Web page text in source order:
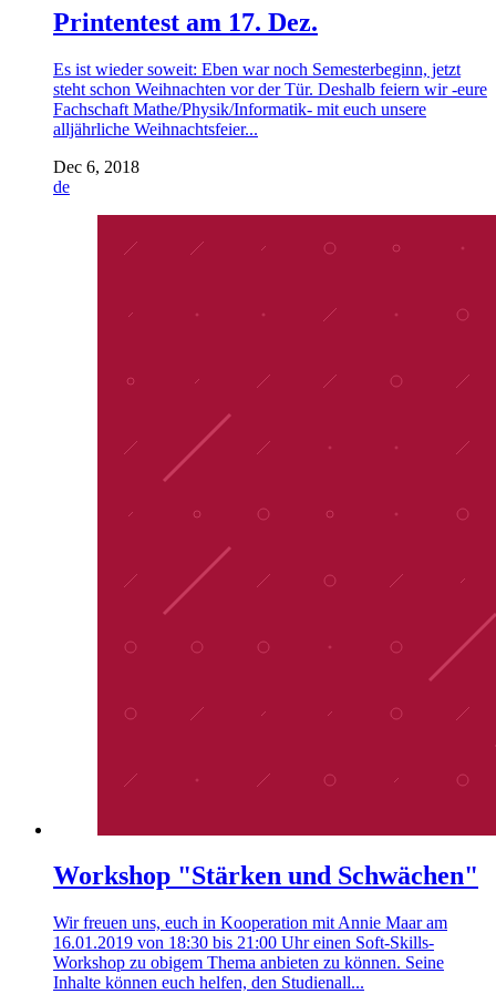
Printentest am 17. Dez.
Es ist wieder soweit: Eben war noch Semesterbeginn, jetzt
steht schon Weihnachten vor der Tür. Deshalb feiern wir -eure
Fachschaft Mathe/Physik/Informatik- mit euch unsere
alljährliche Weihnachtsfeier...
Dec 6, 2018
de
Workshop "Stärken und Schwächen"
Wir freuen uns, euch in Kooperation mit Annie Maar am
16.01.2019 von 18:30 bis 21:00 Uhr einen Soft-Skills-
Workshop zu obigem Thema anbieten zu können. Seine
Inhalte können euch helfen, den Studienall...